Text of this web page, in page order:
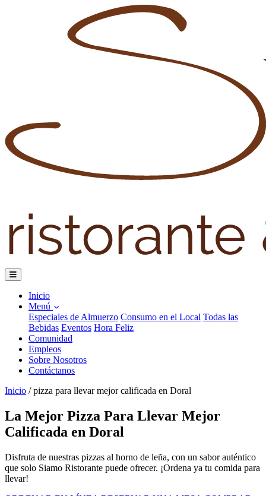
Inicio
Menú
Especiales de Almuerzo Consumo en el Local Todas las
Bebidas Eventos Hora Feliz
Comunidad
Empleos
Sobre Nosotros
Contáctanos
Inicio / pizza para llevar mejor calificada en Doral
La Mejor Pizza Para Llevar Mejor
Calificada en Doral
Disfruta de nuestras pizzas al horno de leña, con un sabor auténtico
que solo Siamo Ristorante puede ofrecer. ¡Ordena ya tu comida para
llevar!